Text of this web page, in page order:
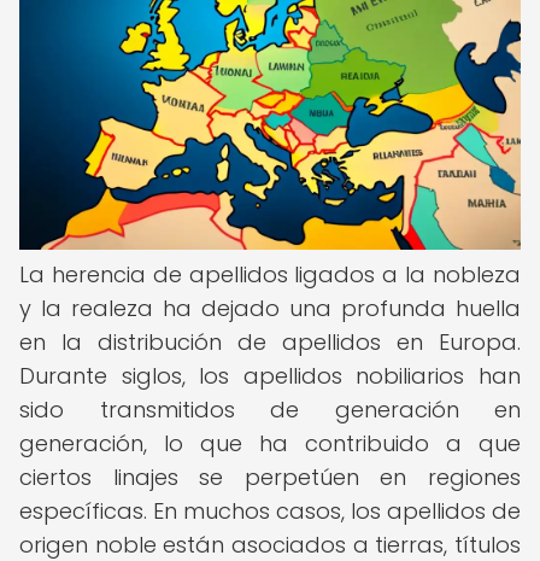
La herencia de apellidos ligados a la nobleza
y la realeza ha dejado una profunda huella
en la distribución de apellidos en Europa.
Durante siglos, los apellidos nobiliarios han
sido transmitidos de generación en
generación, lo que ha contribuido a que
ciertos linajes se perpetúen en regiones
específicas. En muchos casos, los apellidos de
origen noble están asociados a tierras, títulos